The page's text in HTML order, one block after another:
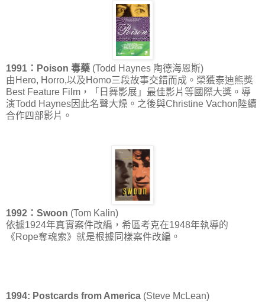
1991：Poison 毒藥 (Todd Haynes 陶德海恩斯)
由Hero, Horro,以及Homo三段故事交錯而成。榮獲泰迪熊獎
Best Feature Film，「日舞影展」最佳影片等國際大獎。導
演Todd Haynes因此名聲大燥。之後與Christine Vachon陸續
合作四部影片。
1992：Swoon (Tom Kalin)
依據1924年真實案件改編，希區考克在1948年執導的
《Rope奪魂索》就是根據同樣案件改編。
1994: Postcards from America (Steve McLean)